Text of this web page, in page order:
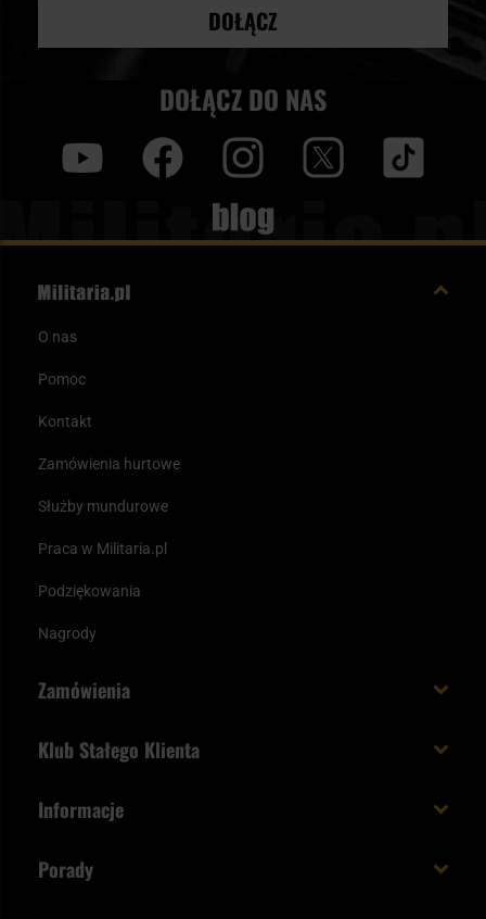
DOŁĄCZ
DOŁĄCZ DO NAS
Blog
O nas
Pomoc
Kontakt
Zamówienia hurtowe
Służby mundurowe
Praca w Militaria.pl
Podziękowania
Nagrody
Zamówienia
Paczka w weekend
Status zamówienia
Klub Stałego Klienta
Unboxing Militaria.pl
Informacje
Porady